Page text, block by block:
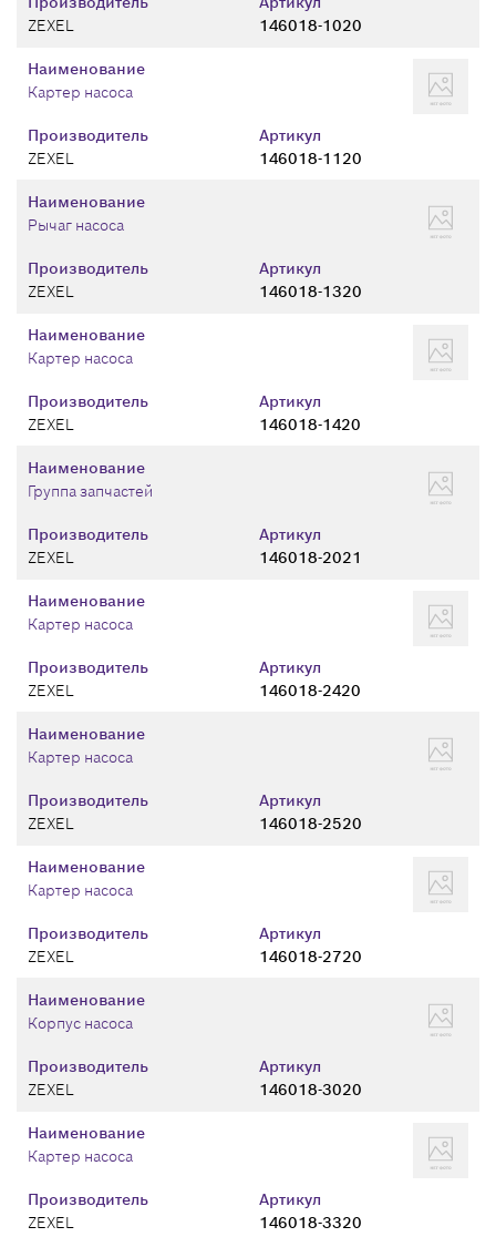
ZEXEL
146018-1020
Производитель
ZEXEL
Артикул
146018-1120
Наименование
Картер насоса
Производитель
ZEXEL
Артикул
146018-1320
Наименование
Рычаг насоса
Производитель
ZEXEL
Артикул
146018-1420
Наименование
Картер насоса
Производитель
ZEXEL
Артикул
146018-2021
Наименование
Группа запчастей
Производитель
ZEXEL
Артикул
146018-2420
Наименование
Картер насоса
Производитель
ZEXEL
Артикул
146018-2520
Наименование
Картер насоса
Производитель
ZEXEL
Артикул
146018-2720
Наименование
Картер насоса
Производитель
ZEXEL
Артикул
146018-3020
Наименование
Корпус насоса
Производитель
ZEXEL
Артикул
146018-3320
Наименование
Картер насоса